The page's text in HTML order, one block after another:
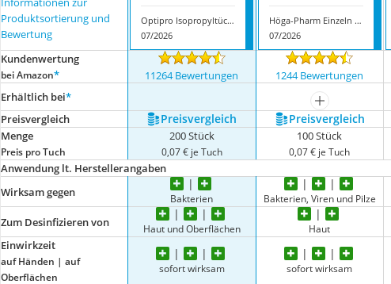
Produktsortierung und
Bewertung
Optipro Isopropyltücher
07/2026
Höga-Pharm Einzeln verpackte Desinfektionstücher
07/2026
Kundenwertung
bei Amazon* 11264 Bewertungen 1244 Bewertungen
Erhältlich bei*
mehr anzeigen
Preis­vergleich
Preis­vergleich Preis­vergleich
Menge
Preis pro Tuch
200 Stück
0,07 € je Tuch
100 Stück
0,07 € je Tuch
Anwendung lt. Herstellerangaben
Wirksam gegen
Bakterien Bakterien, Viren und Pilze
Zum Desinfizieren von Haut und Oberflächen Haut
Einwirkzeit
auf Händen | auf
Oberflächen
sofort wirksam sofort wirksam